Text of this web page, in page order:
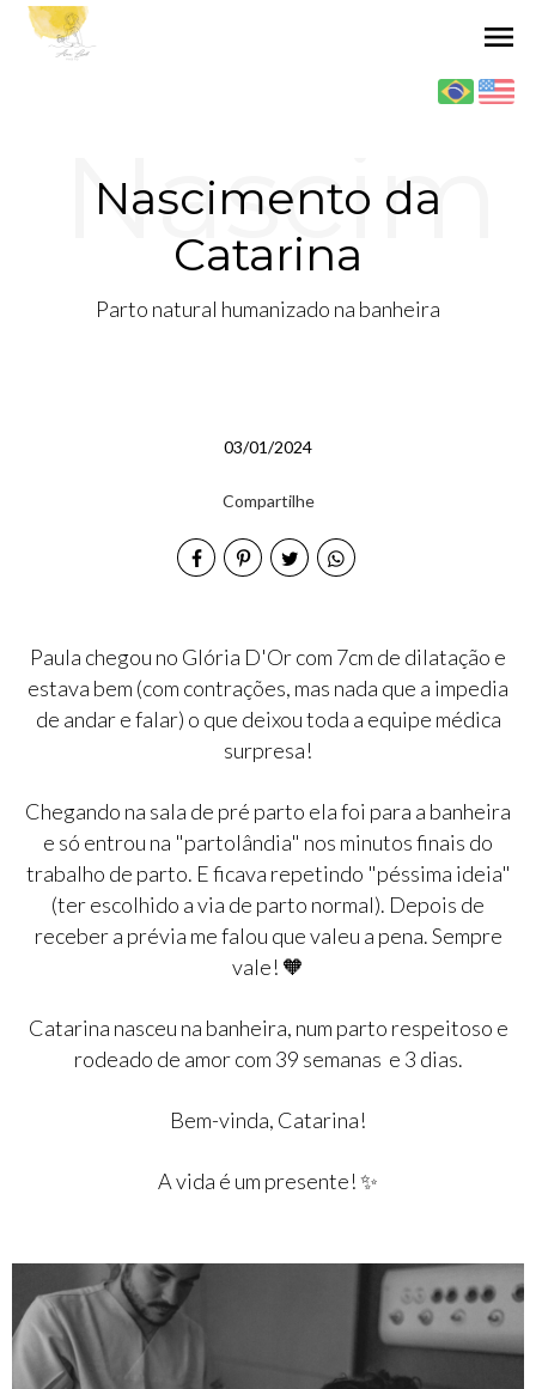
menu
Nascimento da
Catarina
Nascim
ento da
Catarin
a
Parto natural humanizado na banheira
03/01/2024
Compartilhe
Paula chegou no Glória D'Or com 7cm de dilatação e
estava bem (com contrações, mas nada que a impedia
de andar e falar) o que deixou toda a equipe médica
surpresa!
Chegando na sala de pré parto ela foi para a banheira
e só entrou na "partolândia" nos minutos finais do
trabalho de parto. E ficava repetindo "péssima ideia"
(ter escolhido a via de parto normal). Depois de
receber a prévia me falou que valeu a pena. Sempre
vale! 🧡
Catarina nasceu na banheira, num parto respeitoso e
rodeado de amor com 39 semanas e 3 dias.
Bem-vinda, Catarina!
A vida é um presente! ✨